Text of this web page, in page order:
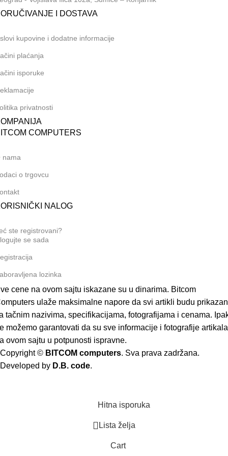
I DOSTAVA
kupovine i dodatne informacije
plaćanja
isporuke
privatnosti
COMPUTERS
nama
o trgovcu
NALOG
ste registrovani?
se sada
lozinka
cene na ovom sajtu iskazane su u dinarima. Bitcom
ulaže maksimalne napore da svi artikli budu
tačnim nazivima, specifikacijama, fotografijama i cenama.
možemo garantovati da su sve informacije i fotografije artikala
ovom sajtu u potpunosti ispravne.
Copyright © BITCOM computers. Sva prava zadržana.
Developed by D.B. code.
Hitna isporuka
Lista želja
Cart